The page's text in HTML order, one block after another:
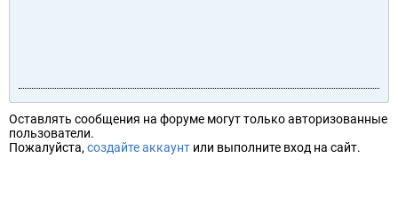
Оставлять сообщения на форуме могут только авторизованные
пользователи.
Пожалуйста, создайте аккаунт или выполните вход на сайт.